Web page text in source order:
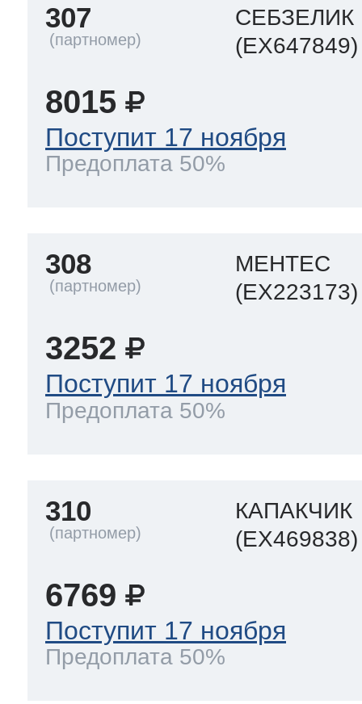
307
СЕБЗЕЛИК
(EX647849)
8015
Поступит 17 ноября
Предоплата 50%
308
МЕНТЕС
(EX223173)
3252
Поступит 17 ноября
Предоплата 50%
310
КАПАКЧИК
(EX469838)
6769
Поступит 17 ноября
Предоплата 50%